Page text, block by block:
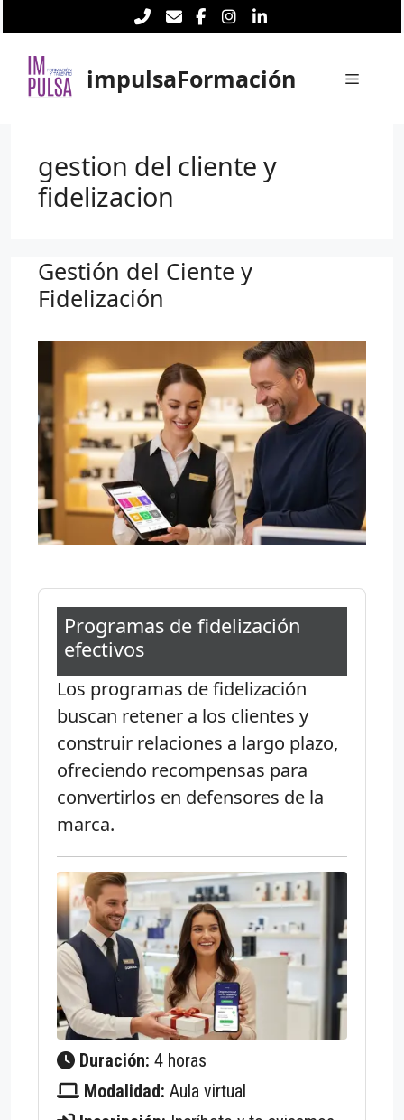
al
contenido
impulsaFormación Menú
gestion del cliente y
fidelizacion
Gestión del Ciente y
Fidelización
Programas de fidelización
efectivos
Los programas de fidelización
buscan retener a los clientes y
construir relaciones a largo plazo,
ofreciendo recompensas para
convertirlos en defensores de la
marca.
Duración: 4 horas
Modalidad: Aula virtual